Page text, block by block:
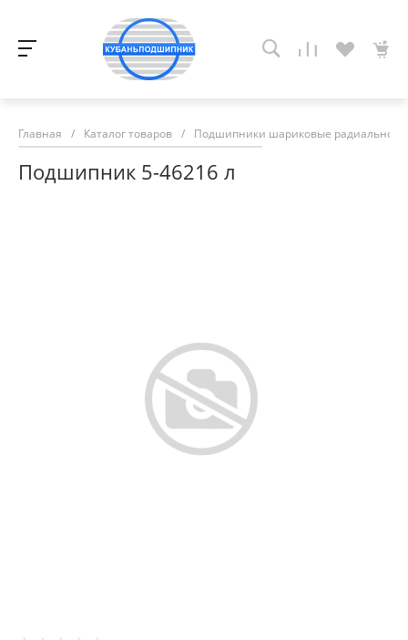
Главная / Каталог товаров / Подшипники шариковые радиально-
Подшипник 5-46216 л